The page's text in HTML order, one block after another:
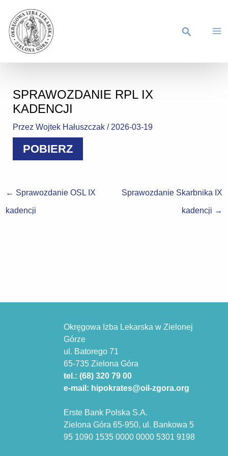
SPRAWOZDANIE RPL IX
KADENCJI
PrzezWojtek Hałuszczak/ 2026-03-19
POBIERZ
← Sprawozdanie OSL IX
kadencji
Sprawozdanie Skarbnika IX
kadencji →
Okręgowa Izba Lekarska w Zielonej
Górze
ul. Batorego 71
65-735 Zielona Góra
tel.: (68) 320 79 00
e-mail: hipokrates@oil-zgora.org
Erste Bank Polska S.A.
Zielona Góra 65-950, ul. Bankowa 5
95 1090 1535 0000 0000 5301 9198